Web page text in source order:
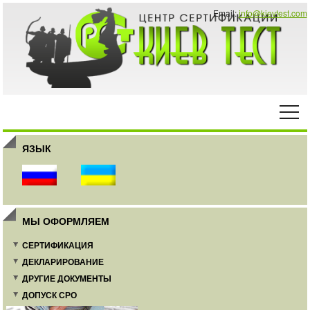
Email:info@kievtest.com
ЯЗЫК
МЫ ОФОРМЛЯЕМ
СЕРТИФИКАЦИЯ
ДЕКЛАРИРОВАНИЕ
ДРУГИЕ ДОКУМЕНТЫ
ДОПУСК СРО